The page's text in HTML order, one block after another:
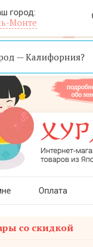
город:
Монте
— Калифорния?
Оплата
со скидкой